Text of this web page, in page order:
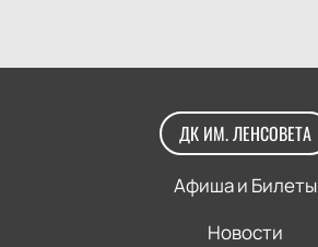
ДК ИМ. ЛЕНСОВЕТА
Афиша и Билеты
Новости